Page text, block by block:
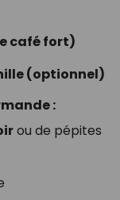
café fort)
(optionnel)
:
ou de pépites